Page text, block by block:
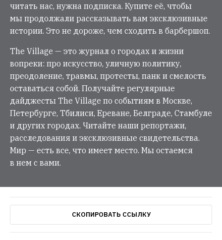
читать нас, нужна подписка. Купите её, чтобы
мы продолжали рассказывать вам эксклюзивные
истории. Это не дороже, чем сходить в барбершоп.
The Village — это журнал о городах и жизни
вопреки: про искусство, уличную политику,
преодоление, травмы, протесты, панк и смелость
оставаться собой. Получайте регулярные
дайджесты The Village по событиям в Москве,
Петербурге, Тбилиси, Ереване, Белграде, Стамбуле
и других городах. Читайте наши репортажи,
расследования и эксклюзивные свидетельства.
Мир — есть все, что имеет место. Мы остаемся
в нем с вами.
СКОПИРОВАТЬ ССЫЛКУ